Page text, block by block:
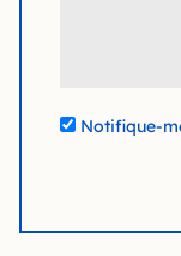
Notifique-